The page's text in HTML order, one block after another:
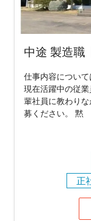
中途 製造職
仕事内容につい
現在活躍中の従
輩社員に教わり
募ください。 黙
正